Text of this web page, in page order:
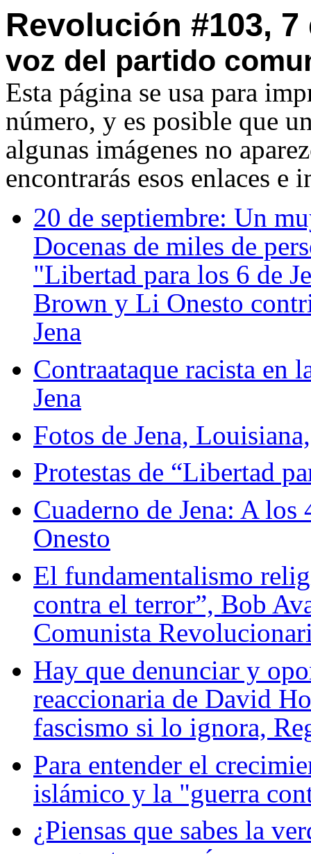
Revolución #103,
voz del partido
Esta página se usa para
número, y es posible que
algunas imágenes no
encontrarás esos enlaces e
20 de septiembre: Un
Docenas de miles de
"Libertad para los 6 de
Brown y Li Onesto
Jena
Contraataque racista en
Jena
Fotos de Jena,
Protestas de “Libertad
Cuaderno de Jena: A
Onesto
El fundamentalismo
contra el terror”, Bob
Comunista
Hay que denunciar y
reaccionaria de David
fascismo si lo ignora,
Para entender el
islámico y la "guerra
¿Piensas que sabes la